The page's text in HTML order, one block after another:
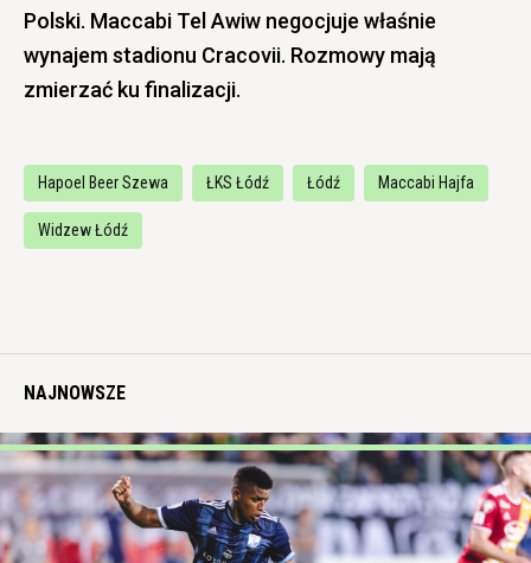
Polski. Maccabi Tel Awiw negocjuje właśnie
wynajem stadionu Cracovii. Rozmowy mają
zmierzać ku finalizacji.
Hapoel Beer Szewa ŁKS Łódź Łódź Maccabi Hajfa
Widzew Łódź
NAJNOWSZE